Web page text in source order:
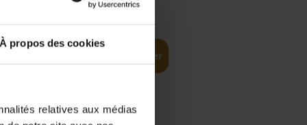
À propos des cookies
relatives aux médias
world 29,99
Ajouter au panier